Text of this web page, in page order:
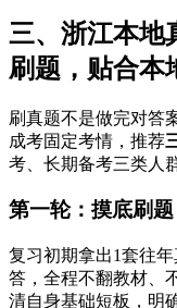
三、浙江本地
刷题，贴合本
刷真题不是做完对答
成考固定考情，推荐
考、长期备考三类人
第一轮：摸底刷题
复习初期拿出1套往
答，全程不翻教材、
清自身基础短板，明